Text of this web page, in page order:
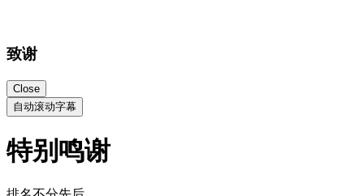
致谢
Close
自动滚动字幕
特别鸣谢